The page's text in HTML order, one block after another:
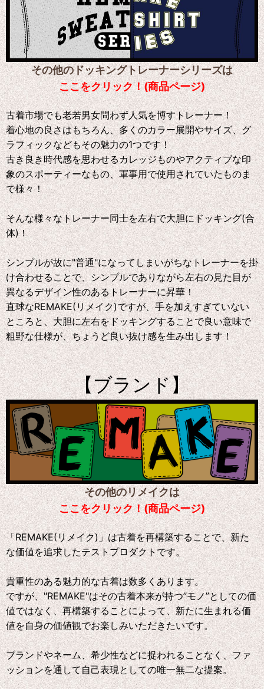
その他のドッキングトレーナーシリーズは
ここをクリック！(商品ページ)
古着市場でも老若男女問わず人気を博すトレーナー！
着心地の良さはもちろん、多くのカラー展開やサイズ、グ
ラフィックなどもその魅力の1つです！
古き良き時代感を思わせるカレッジものやアクティブな印
象のスポーティーなもの、軍事用で使用されていたものま
で様々！
そんな様々なトレーナー同士を左右で大胆にドッキング(合
体)！
シンプルが故に"普通"になってしまいがちなトレーナーを掛
け合わせることで、シンプルでありながら左右の見た目が
異なるデザイン性のあるトレーナーに昇華！
直球なREMAKE(リメイク)ですが、手を加えすぎていない
ところと、大胆に左右をドッキングすることで良い意味で
粗野な仕様が、ちょうど良い抜け感を生み出します！
【ブランド】
その他のリメイクは
ここをクリック！(商品ページ)
「REMAKE(リメイク)」は古着を再構築することで、新た
な価値を追求したテストプロダクトです。
貴重性のある魅力的な古着は数多くあります。
ですが、"REMAKE"はその古着本来が持つ”モノ”としての価
値ではなく、再構築することによって、新たに生まれる価
値を自身の価値観でお楽しみいただきたいです。
ブランドやネーム、希少性などに捉われることなく、ファ
ッションを通して自己表現としての唯一無二な提案。